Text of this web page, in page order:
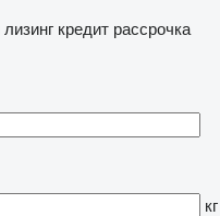
лизинг кредит рассрочка
кг